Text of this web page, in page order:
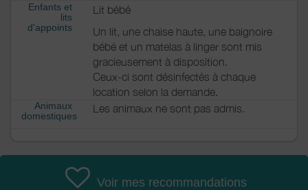
Enfants et
lits
d'appoints
Lit bébé
Un lit, une chaise haute, une baignoire
bébé et un matelas à linger sont mis
gracieusement à disposition.
Ceux-ci sont désinfectés à chaque
location selon la demande.
Animaux
domestiques
Les animaux ne sont pas admis.
Voir mes recommandations